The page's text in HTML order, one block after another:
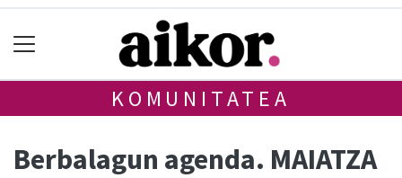
KOMUNITATEA
Berbalagun agenda. MAIATZA